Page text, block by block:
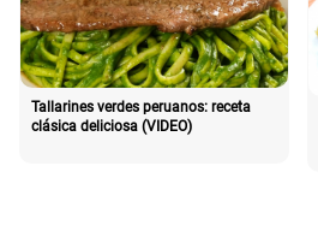
Tallarines verdes peruanos: receta
clásica deliciosa (VIDEO)